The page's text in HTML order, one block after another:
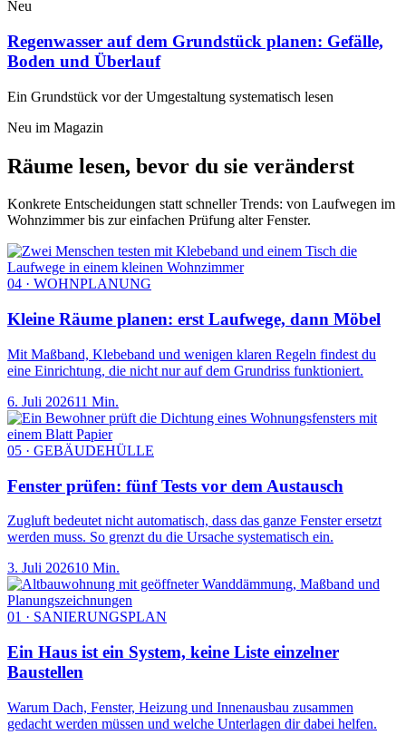
Neu
Regenwasser auf dem Grundstück planen: Gefälle,
Boden und Überlauf
Ein Grundstück vor der Umgestaltung systematisch lesen
Neu im Magazin
Räume lesen, bevor du sie veränderst
Konkrete Entscheidungen statt schneller Trends: von Laufwegen im
Wohnzimmer bis zur einfachen Prüfung alter Fenster.
04 · WOHNPLANUNG
Kleine Räume planen: erst Laufwege, dann Möbel
Mit Maßband, Klebeband und wenigen klaren Regeln findest du
eine Einrichtung, die nicht nur auf dem Grundriss funktioniert.
6. Juli 202611 Min.
05 · GEBÄUDEHÜLLE
Fenster prüfen: fünf Tests vor dem Austausch
Zugluft bedeutet nicht automatisch, dass das ganze Fenster ersetzt
werden muss. So grenzt du die Ursache systematisch ein.
3. Juli 202610 Min.
01 · SANIERUNGSPLAN
Ein Haus ist ein System, keine Liste einzelner
Baustellen
Warum Dach, Fenster, Heizung und Innenausbau zusammen
gedacht werden müssen und welche Unterlagen dir dabei helfen.